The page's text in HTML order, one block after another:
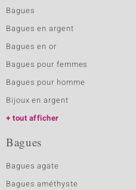
Bagues
Bagues en argent
Bagues en or
Bagues pour femmes
Bagues pour homme
Bijoux en argent
tout afficher
Bagues
Bagues agate
Bagues améthyste